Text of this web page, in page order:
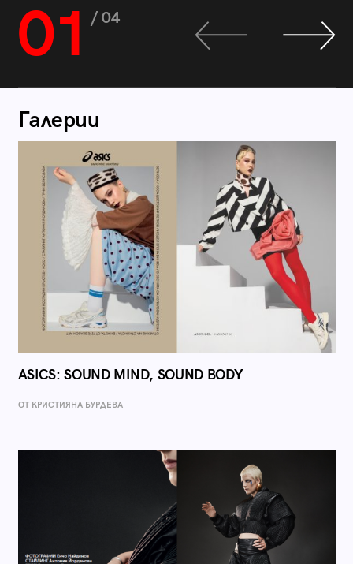
01 / 04
Галерии
ASICS: SOUND MIND, SOUND BODY
ОТ КРИСТИЯНА БУРДЕВА